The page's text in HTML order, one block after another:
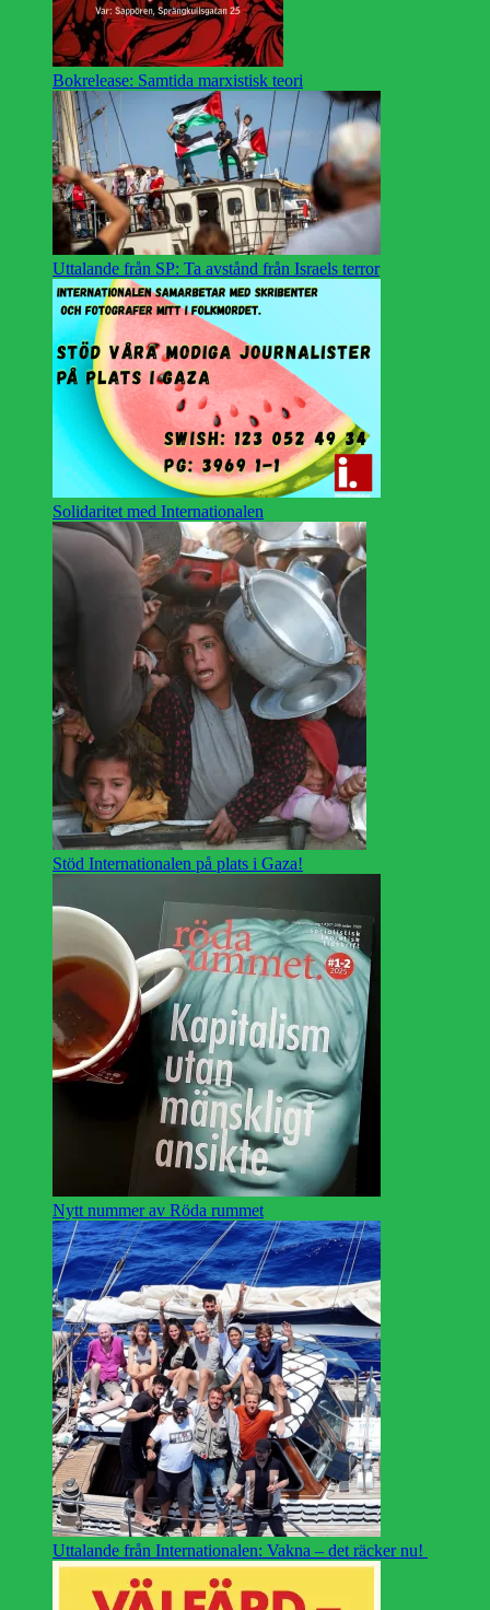
Bokrelease: Samtida marxistisk teori
Uttalande från SP: Ta avstånd från Israels terror
Solidaritet med Internationalen
Stöd Internationalen på plats i Gaza!
Nytt nummer av Röda rummet
Uttalande från Internationalen: Vakna – det räcker nu!